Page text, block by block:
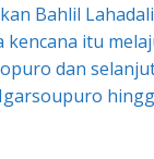
Bahlil
kencana itu
dan